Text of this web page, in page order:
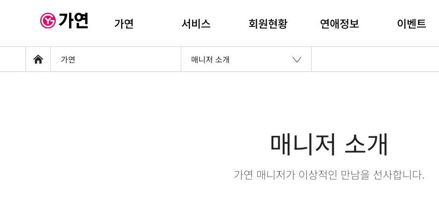
가연 서비스 회원현황 연애정보 이벤트
홈 가연 매니저 소개
매니저 소개
가연 매니저가 이상적인 만남을 선사합니다.